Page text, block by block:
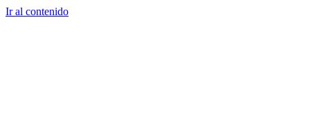
Ir al contenido